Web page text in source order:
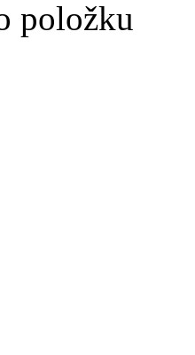
položku